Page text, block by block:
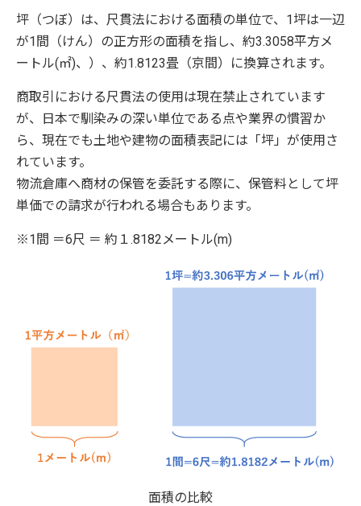
坪（つぼ）は、尺貫法における面積の単位で、1坪は一辺
が1間（けん）の正方形の面積を指し、約3.3058平方メ
ートル(㎡)、）、約1.8123畳（京間）に換算されます。
商取引における尺貫法の使用は現在禁止されています
が、日本で馴染みの深い単位である点や業界の慣習か
ら、現在でも土地や建物の面積表記には「坪」が使用さ
れています。
物流倉庫へ商材の保管を委託する際に、保管料として坪
単価での請求が行われる場合もあります。
※1間 ＝6尺 ＝ 約１.8182メートル(m)
面積の比較